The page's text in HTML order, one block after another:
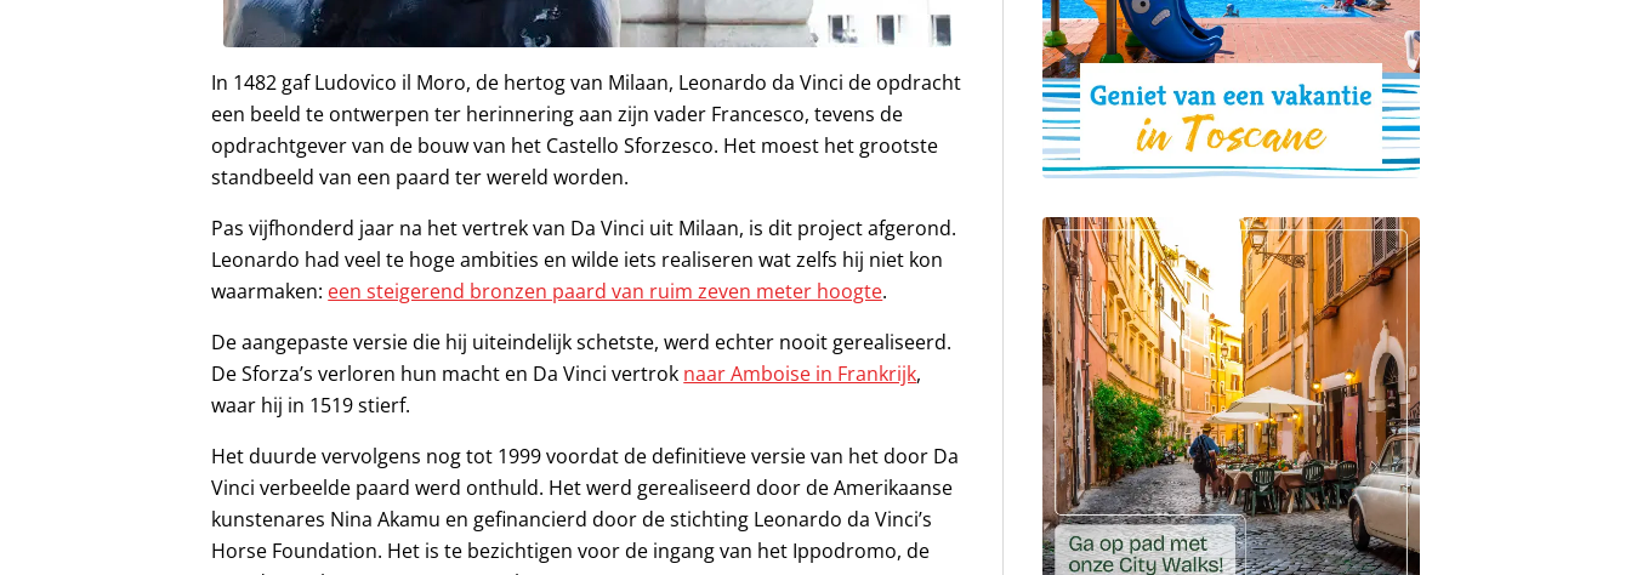
In 1482 gaf Ludovico il Moro, de hertog van Milaan, Leonardo da Vinci de opdracht
een beeld te ontwerpen ter herinnering aan zijn vader Francesco, tevens de
opdrachtgever van de bouw van het Castello Sforzesco. Het moest het grootste
standbeeld van een paard ter wereld worden.
Pas vijfhonderd jaar na het vertrek van Da Vinci uit Milaan, is dit project afgerond.
Leonardo had veel te hoge ambities en wilde iets realiseren wat zelfs hij niet kon
waarmaken: een steigerend bronzen paard van ruim zeven meter hoogte.
De aangepaste versie die hij uiteindelijk schetste, werd echter nooit gerealiseerd.
De Sforza’s verloren hun macht en Da Vinci vertrok naar Amboise in Frankrijk,
waar hij in 1519 stierf.
Het duurde vervolgens nog tot 1999 voordat de definitieve versie van het door Da
Vinci verbeelde paard werd onthuld. Het werd gerealiseerd door de Amerikaanse
kunstenares Nina Akamu en gefinancierd door de stichting Leonardo da Vinci’s
Horse Foundation. Het is te bezichtigen voor de ingang van het Ippodromo, de